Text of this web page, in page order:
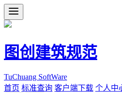
图创建筑规范
TuChuang SoftWare
首页 标准查询 客户端下载 个人中